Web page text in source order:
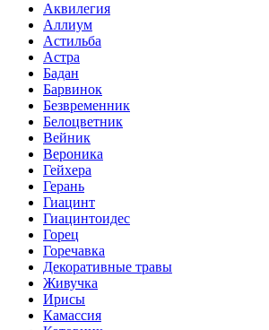
Аквилегия
Аллиум
Астильба
Астра
Бадан
Барвинок
Безвременник
Белоцветник
Вейник
Вероника
Гейхера
Герань
Гиацинт
Гиацинтоидес
Горец
Горечавка
Декоративные травы
Живучка
Ирисы
Камассия